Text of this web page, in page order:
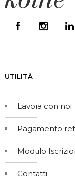
UTILITÀ
Lavora con noi
Pagamento
Modulo
Contatti